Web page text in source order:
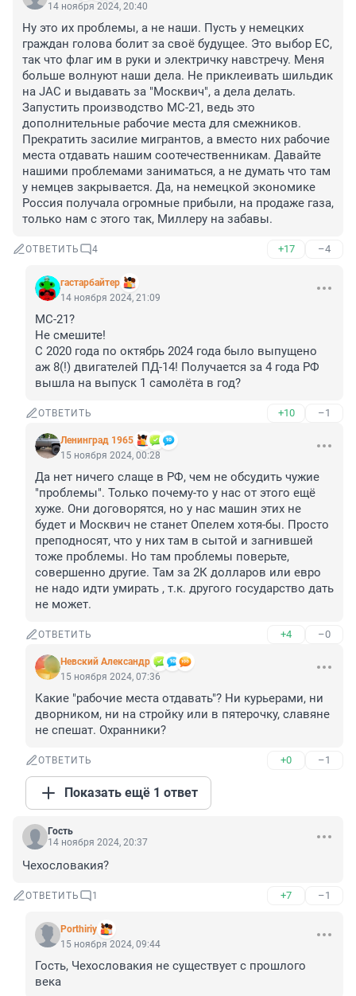
14 ноября 2024, 20:40
Ну это их проблемы, а не наши. Пусть у немецких
граждан голова болит за своё будущее. Это выбор ЕС,
так что флаг им в руки и электричку навстречу. Меня
больше волнуют наши дела. Не приклеивать шильдик
на JAC и выдавать за "Москвич", а дела делать.
Запустить производство МС-21, ведь это
дополнительные рабочие места для смежников.
Прекратить засилие мигрантов, а вместо них рабочие
места отдавать нашим соотечественникам. Давайте
нашими проблемами заниматься, а не думать что там
у немцев закрывается. Да, на немецкой экономике
Россия получала огромные прибыли, на продаже газа,
только нам с этого так, Миллеру на забавы.
ОТВЕТИТЬ 4 +17 –4
гастарбайтер
14 ноября 2024, 21:09
МС-21?
Не смешите!
С 2020 года по октябрь 2024 года было выпущено
аж 8(!) двигателей ПД-14! Получается за 4 года РФ
вышла на выпуск 1 самолёта в год?
ОТВЕТИТЬ +10 –1
Ленинград 1965
15 ноября 2024, 00:28
Да нет ничего слаще в РФ, чем не обсудить чужие
"проблемы". Только почему-то у нас от этого ещё
хуже. Они договорятся, но у нас машин этих не
будет и Москвич не станет Опелем хотя-бы. Просто
преподносят, что у них там в сытой и загнившей
тоже проблемы. Но там проблемы поверьте,
совершенно другие. Там за 2К долларов или евро
не надо идти умирать , т.к. другого государство дать
не может.
ОТВЕТИТЬ +4 –0
Невский Александр
15 ноября 2024, 07:36
Какие "рабочие места отдавать"? Ни курьерами, ни
дворником, ни на стройку или в пятерочку, славяне
не спешат. Охранники?
ОТВЕТИТЬ +0 –1
Показать ещё 1 ответ
Гость
14 ноября 2024, 20:37
Чехословакия?
ОТВЕТИТЬ 1 +7 –1
Porthiriy
15 ноября 2024, 09:44
Гость, Чехословакия не существует с прошлого
века